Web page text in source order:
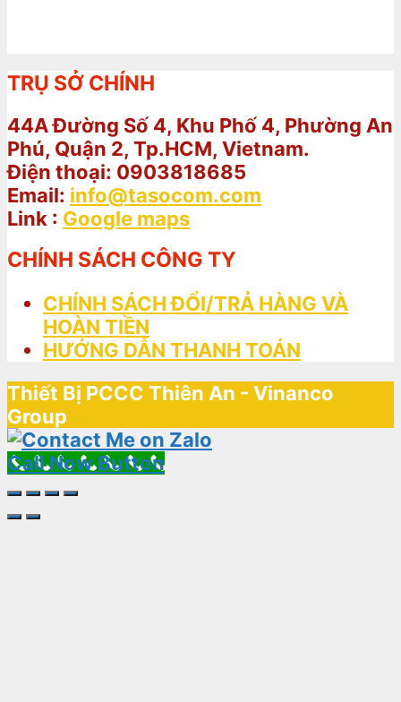
TRỤ SỞ CHÍNH
44A Đường Số 4, Khu Phố 4, Phường An
Phú, Quận 2, Tp.HCM, Vietnam.
Điện thoại: 0903818685
Email: info@tasocom.com
Link : Google maps
CHÍNH SÁCH CÔNG TY
CHÍNH SÁCH ĐỔI/TRẢ HÀNG VÀ
HOÀN TIỀN
HƯỚNG DẪN THANH TOÁN
Thiết Bị PCCC Thiên An - Vinanco
Group
Call Now Button